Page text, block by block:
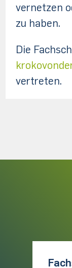
vernetzen
zu haben.
Die
vertreten.